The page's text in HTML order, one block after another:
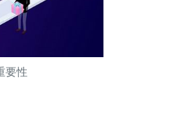
要性